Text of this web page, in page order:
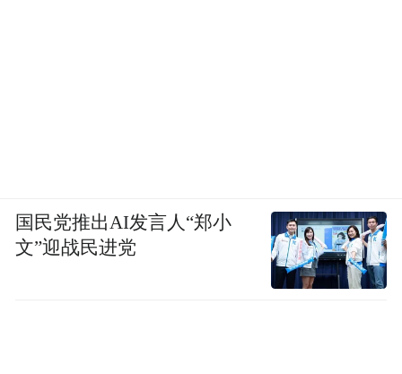
国民党推出AI发言人“郑小
文”迎战民进党